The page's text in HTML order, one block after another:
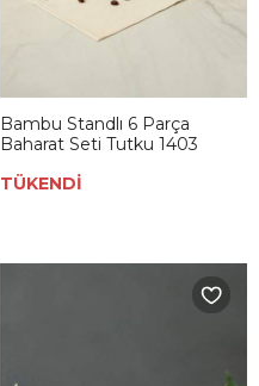
Bambu Standlı 6 Parça
Baharat Seti Tutku 1403
TÜKENDİ